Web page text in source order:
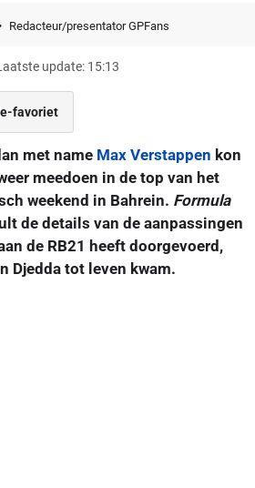
Redacteur/presentator GPFans
update: 15:13
favoriet
met name Max Verstappen kon
meedoen in de top van het
weekend in Bahrein. Formula
de details van de aanpassingen
de RB21 heeft doorgevoerd,
Djedda tot leven kwam.